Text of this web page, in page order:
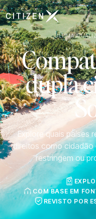
Ir para a página inicial da
ÚLTIMA
dupla
Explore quais países
direitos como cidadão
restringem ou
COM BASE EM
REVISTO POR